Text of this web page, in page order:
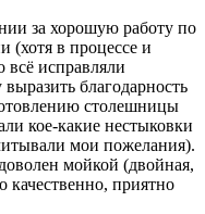
за хорошую работу по
(хотя в процессе и
всё исправляли
выразить благодарность
столешницы
кое-какие нестыковки
мои пожелания).
мойкой (двойная,
качественно, приятно